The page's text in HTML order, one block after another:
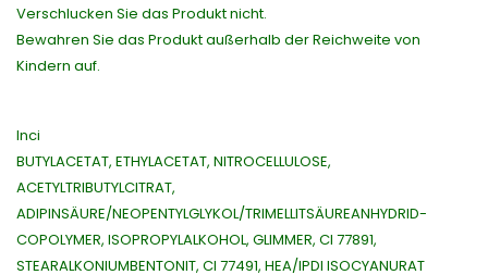
Verschlucken Sie das Produkt nicht.
Bewahren Sie das Produkt außerhalb der Reichweite von
Kindern auf.
Inci
BUTYLACETAT, ETHYLACETAT, NITROCELLULOSE,
ACETYLTRIBUTYLCITRAT,
ADIPINSÄURE/NEOPENTYLGLYKOL/TRIMELLITSÄUREANHYDRID-
COPOLYMER, ISOPROPYLALKOHOL, GLIMMER, CI 77891,
STEARALKONIUMBENTONIT, CI 77491, HEA/IPDI ISOCYANURAT